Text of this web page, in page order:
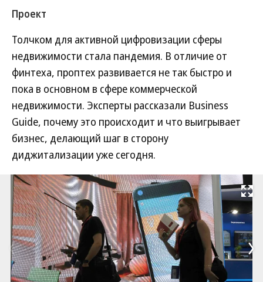
Проект
Толчком для активной цифровизации сферы
недвижимости стала пандемия. В отличие от
финтеха, проптех развивается не так быстро и
пока в основном в сфере коммерческой
недвижимости. Эксперты рассказали Business
Guide, почему это происходит и что выигрывает
бизнес, делающий шаг в сторону
диджитализации уже сегодня.
Развернуть